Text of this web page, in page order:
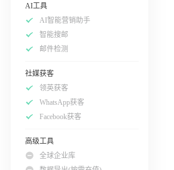
AI工具
AI智能营销助手
智能搜邮
邮件检测
社媒获客
领英获客
WhatsApp获客
Facebook获客
高级工具
全球企业库